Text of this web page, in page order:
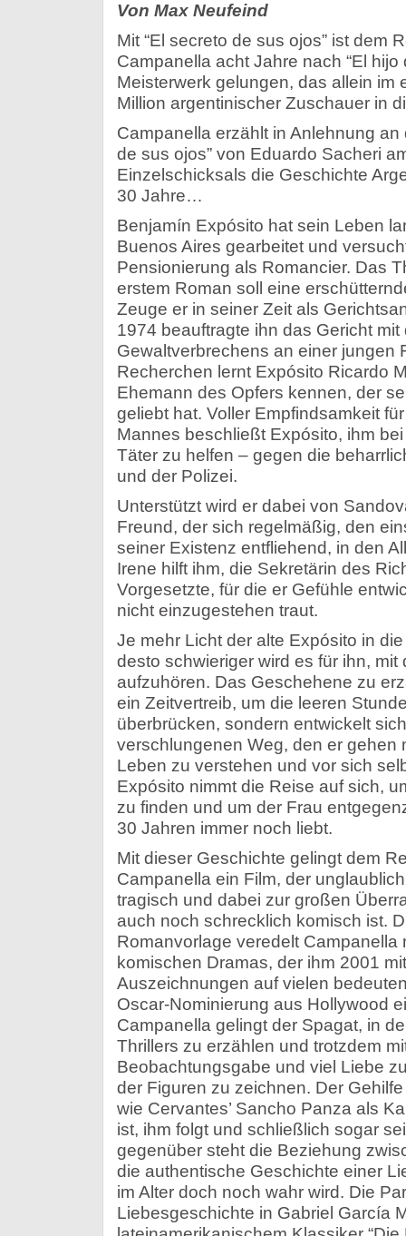
Von Max Neufeind
Mit “El secreto de sus ojos” ist dem
Campanella acht Jahre nach “El hijo
Meisterwerk gelungen, das allein im
Million argentinischer Zuschauer in
Campanella erzählt in Anlehnung an
de sus ojos” von Eduardo Sacheri
Einzelschicksals die Geschichte
30 Jahre…
Benjamín Expósito hat sein Leben
Buenos Aires gearbeitet und
Pensionierung als Romancier. Das
erstem Roman soll eine
Zeuge er in seiner Zeit als
1974 beauftragte ihn das Gericht
Gewaltverbrechens an einer jungen
Recherchen lernt Expósito Ricardo
Ehemann des Opfers kennen, der
geliebt hat. Voller Empfindsamkeit
Mannes beschließt Expósito, ihm
Täter zu helfen – gegen die
und der Polizei.
Unterstützt wird er dabei von
Freund, der sich regelmäßig, den
seiner Existenz entfliehend, in den
Irene hilft ihm, die Sekretärin des
Vorgesetzte, für die er Gefühle
nicht einzugestehen traut.
Je mehr Licht der alte Expósito in
desto schwieriger wird es für ihn,
aufzuhören. Das Geschehene zu
ein Zeitvertreib, um die leeren
überbrücken, sondern entwickelt
verschlungenen Weg, den er gehen
Leben zu verstehen und vor sich
Expósito nimmt die Reise auf sich,
zu finden und um der Frau
30 Jahren immer noch liebt.
Mit dieser Geschichte gelingt dem
Campanella ein Film, der
tragisch und dabei zur großen
auch noch schrecklich komisch ist.
Romanvorlage veredelt Campanella
komischen Dramas, der ihm 2001
Auszeichnungen auf vielen
Oscar-Nominierung aus Hollywood
Campanella gelingt der Spagat, in
Thrillers zu erzählen und trotzdem
Beobachtungsgabe und viel Liebe
der Figuren zu zeichnen. Der
wie Cervantes’ Sancho Panza als
ist, ihm folgt und schließlich sogar
gegenüber steht die Beziehung
die authentische Geschichte einer
im Alter doch noch wahr wird. Die
Liebesgeschichte in Gabriel García